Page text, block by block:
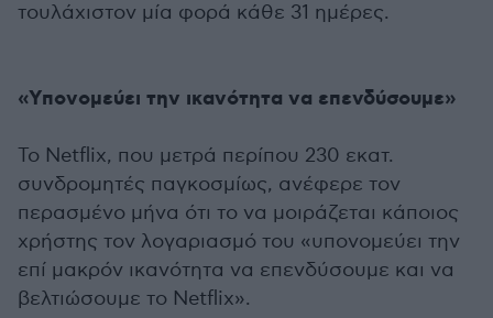
τουλάχιστον μία φορά κάθε 31 ημέρες.
«Υπονομεύει την ικανότητα να επενδύσουμε»
Το Netflix, που μετρά περίπου 230 εκατ.
συνδρομητές παγκοσμίως, ανέφερε τον
περασμένο μήνα ότι το να μοιράζεται κάποιος
χρήστης τον λογαριασμό του «υπονομεύει την
επί μακρόν ικανότητα να επενδύσουμε και να
βελτιώσουμε το Netflix».